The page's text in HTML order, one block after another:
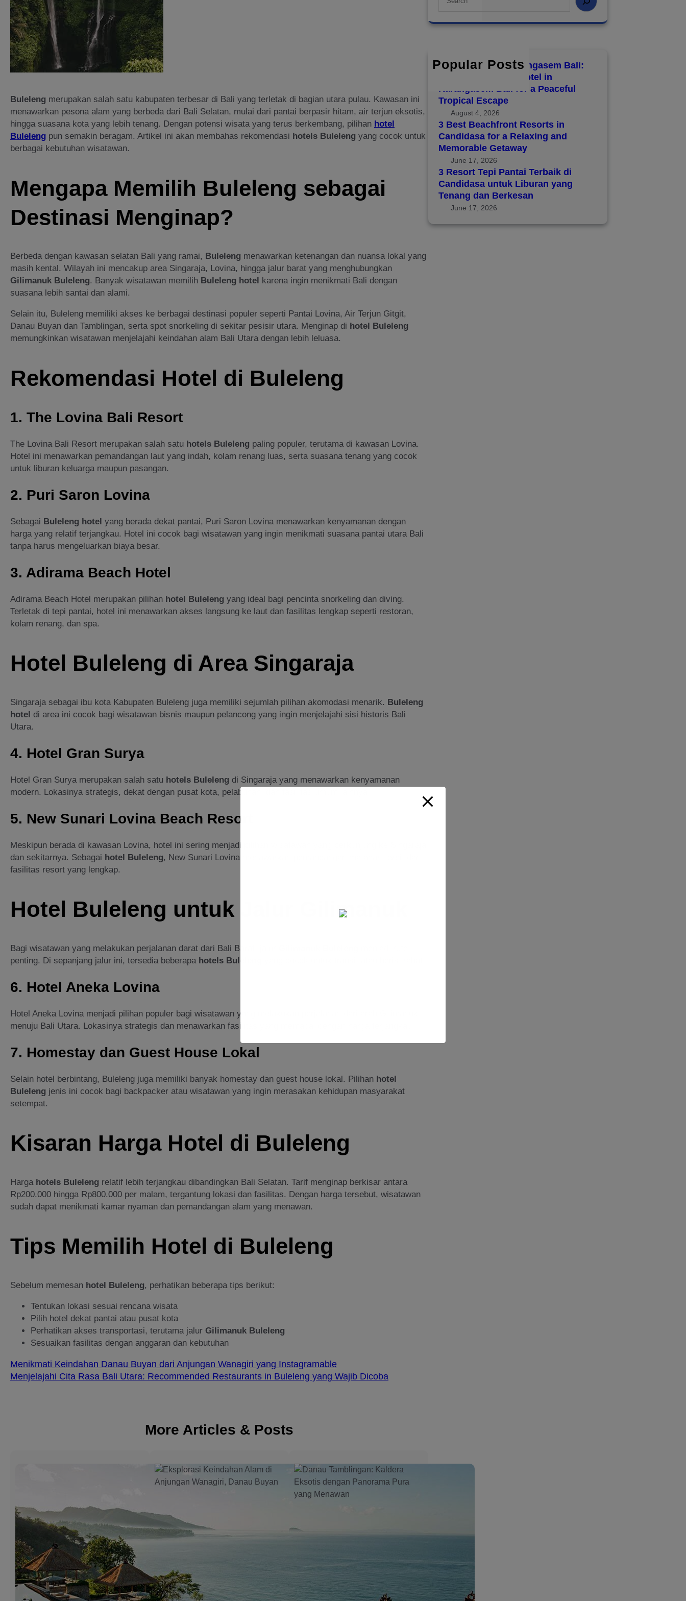
Buleleng merupakan salah satu kabupaten terbesar di Bali yang terletak di bagian utara pulau. Kawasan ini
menawarkan pesona alam yang berbeda dari Bali Selatan, mulai dari pantai berpasir hitam, air terjun eksotis,
hingga suasana kota yang lebih tenang. Dengan potensi wisata yang terus berkembang, pilihan hotel
Buleleng pun semakin beragam. Artikel ini akan membahas rekomendasi hotels Buleleng yang cocok untuk
berbagai kebutuhan wisatawan.
Mengapa Memilih Buleleng sebagai
Destinasi Menginap?
Berbeda dengan kawasan selatan Bali yang ramai, Buleleng menawarkan ketenangan dan nuansa lokal yang
masih kental. Wilayah ini mencakup area Singaraja, Lovina, hingga jalur barat yang menghubungkan
Gilimanuk Buleleng. Banyak wisatawan memilih Buleleng hotel
karena ingin menikmati Bali dengan
suasana lebih santai dan alami.
Selain itu, Buleleng memiliki akses ke berbagai destinasi populer seperti Pantai Lovina, Air Terjun Gitgit,
Danau Buyan dan Tamblingan, serta spot snorkeling di sekitar pesisir utara. Menginap di hotel Buleleng
memungkinkan wisatawan menjelajahi keindahan alam Bali Utara dengan lebih leluasa.
Rekomendasi Hotel di Buleleng
1. The Lovina Bali Resort
The Lovina Bali Resort merupakan salah satu hotels Buleleng paling populer, terutama di kawasan Lovina.
Hotel ini menawarkan pemandangan laut yang indah, kolam renang luas, serta suasana tenang yang cocok
untuk liburan keluarga maupun pasangan.
2. Puri Saron Lovina
Sebagai Buleleng hotel yang berada dekat pantai, Puri Saron Lovina menawarkan kenyamanan dengan
harga yang relatif terjangkau. Hotel ini cocok bagi wisatawan yang ingin menikmati suasana pantai utara Bali
tanpa harus mengeluarkan biaya besar.
3. Adirama Beach Hotel
Adirama Beach Hotel merupakan pilihan hotel Buleleng yang ideal bagi pencinta snorkeling dan diving.
Terletak di tepi pantai, hotel ini menawarkan akses langsung ke laut dan fasilitas lengkap seperti restoran,
kolam renang, dan spa.
Hotel Buleleng di Area Singaraja
Singaraja sebagai ibu kota Kabupaten Buleleng juga memiliki sejumlah pilihan akomodasi menarik. Buleleng
hotel di area ini cocok bagi wisatawan bisnis maupun pelancong yang ingin menjelajahi sisi historis Bali
Utara.
4. Hotel Gran Surya
Hotel Gran Surya merupakan salah satu hotels Buleleng di Singaraja yang menawarkan kenyamanan
modern. Lokasinya strategis, dekat dengan pusat kota, pelabuhan, dan fasilitas umum lainnya.
5. New Sunari Lovina Beach Resort
Meskipun berada di kawasan Lovina, hotel ini sering menjadi pilihan wisatawan yang berkunjung ke Singaraja
dan sekitarnya. Sebagai hotel Buleleng, New Sunari Lovina menawarkan pemandangan matahari terbit dan
fasilitas resort yang lengkap.
Hotel Buleleng untuk Jalur Gilimanuk
Bagi wisatawan yang melakukan perjalanan darat dari Bali Barat, jalur
penting. Di sepanjang jalur ini, tersedia beberapa hotels Buleleng
6. Hotel Aneka Lovina
Hotel Aneka Lovina menjadi pilihan populer bagi wisatawan yang melakukan perjalanan dari arah Gilimanuk
menuju Bali Utara. Lokasinya strategis dan menawarkan fasilitas yang memadai dengan harga terjangkau.
7. Homestay dan Guest House Lokal
Selain hotel berbintang, Buleleng juga memiliki banyak homestay dan guest house lokal. Pilihan hotel
Buleleng jenis ini cocok bagi backpacker atau wisatawan yang ingin merasakan kehidupan masyarakat
setempat.
Kisaran Harga Hotel di Buleleng
Harga hotels Buleleng relatif lebih terjangkau dibandingkan Bali Selatan. Tarif menginap berkisar antara
Rp200.000 hingga Rp800.000 per malam, tergantung lokasi dan fasilitas. Dengan harga tersebut, wisatawan
sudah dapat menikmati kamar nyaman dan pemandangan alam yang menawan.
Tips Memilih Hotel di Buleleng
Sebelum memesan hotel Buleleng, perhatikan beberapa tips berikut:
Tentukan lokasi sesuai rencana wisata
Pilih hotel dekat pantai atau pusat kota
Perhatikan akses transportasi, terutama jalur Gilimanuk Buleleng
Sesuaikan fasilitas dengan anggaran dan kebutuhan
Menikmati Keindahan Danau Buyan dari Anjungan Wanagiri yang Instagramable
Menjelajahi Cita Rasa Bali Utara: Recommended Restaurants in Buleleng yang Wajib Dicoba
More Articles & Posts
3 Best Beachfront
Resorts in
Candidasa for a
Candidasa is one of the most
Terbaik di Candidasa
Tenang dan
Berkesan
a
Popular Posts
Top 8 Hotels in Karangasem Bali:
Discover the Best Hotel in
Karangasem Bali for a Peaceful
Tropical Escape
August 4, 2026
3 Best Beachfront Resorts in
Candidasa for a Relaxing and
Memorable Getaway
June 17, 2026
3 Resort Tepi Pantai Terbaik di
Candidasa untuk Liburan yang
Tenang dan Berkesan
June 17, 2026